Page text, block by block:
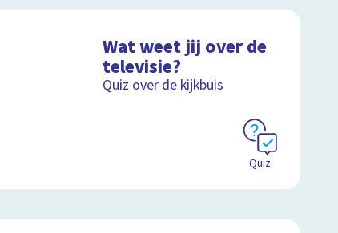
Wat weet jij over de
televisie?
Quiz over de kijkbuis
Quiz